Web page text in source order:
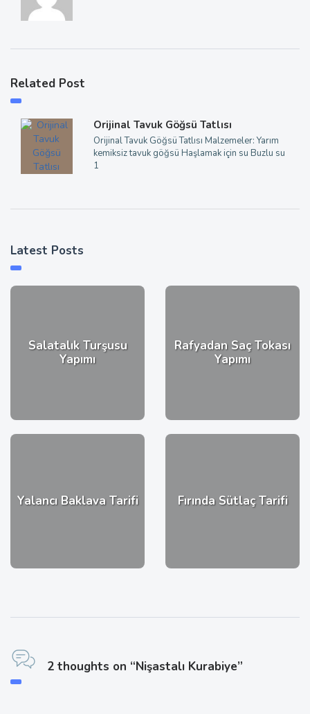
Related Post
Orijinal Tavuk Göğsü Tatlısı
Orijinal Tavuk Göğsü Tatlısı Malzemeler: Yarım
kemiksiz tavuk göğsü Haşlamak için su Buzlu su
1
Latest Posts
Salatalık Turşusu
Yapımı
Rafyadan Saç Tokası
Yapımı
Yalancı Baklava Tarifi Fırında Sütlaç Tarifi
2 thoughts on “Nişastalı Kurabiye”